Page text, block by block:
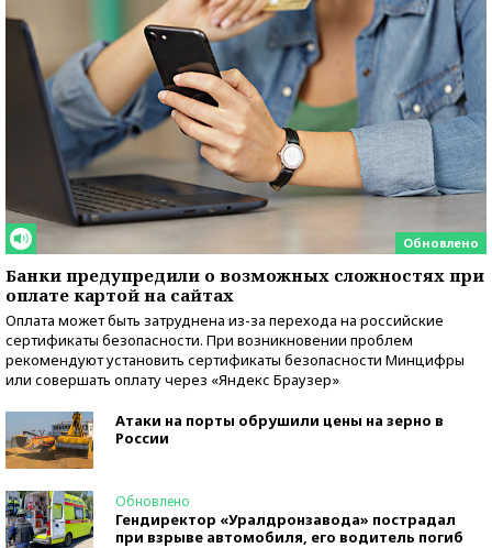
Обновлено
Банки предупредили о возможных сложностях при
оплате картой на сайтах
Оплата может быть затруднена из-за перехода на российские
сертификаты безопасности. При возникновении проблем
рекомендуют установить сертификаты безопасности Минцифры
или совершать оплату через «Яндекс Браузер»
Атаки на порты обрушили цены на зерно в
России
Обновлено
Гендиректор «Уралдронзавода» пострадал
при взрыве автомобиля, его водитель погиб